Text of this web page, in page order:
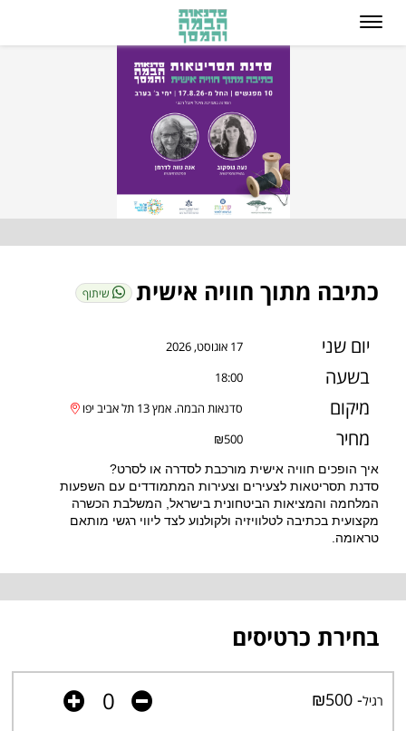
כתיבה מתוך חוויה אישית שיתוף
יום שני 17 אוגוסט, 2026
בשעה 18:00
מיקום
מחיר
₪500
איך הופכים חוויה אישית מורכבת לסדרה או לסרט?
סדנת תסריטאות לצעירים וצעירות המתמודדים עם השפעות
המלחמה והמציאות הביטחונית בישראל, המשלבת הכשרה
מקצועית בכתיבה לטלוויזיה ולקולנוע לצד ליווי רגשי מותאם
טראומה.
בחירת כרטיסים
רגיל- ₪500